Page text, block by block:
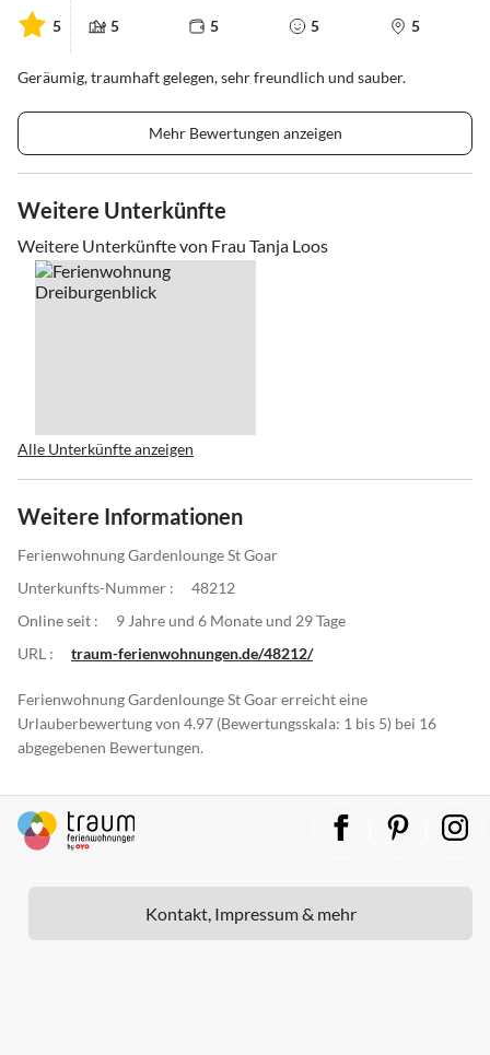
5 5 5 5 5
Geräumig, traumhaft gelegen, sehr freundlich und sauber.
Mehr Bewertungen anzeigen
Weitere Unterkünfte
Weitere Unterkünfte von Frau Tanja Loos
Alle Unterkünfte anzeigen
Weitere Informationen
Ferienwohnung Gardenlounge St Goar
Unterkunfts-Nummer :
48212
Online seit :
9 Jahre und 6 Monate und 29 Tage
URL :
traum-ferienwohnungen.de/48212/
Ferienwohnung Gardenlounge St Goar erreicht eine
Urlauberbewertung von 4.97 (Bewertungsskala: 1 bis 5) bei 16
abgegebenen Bewertungen.
Kontakt, Impressum & mehr